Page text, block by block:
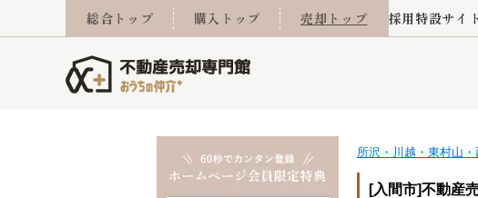
総合トップ 購入トップ 売却トップ 採用特設サイ
不動産買取
査定実績 売却成功事例
採用情報おうちパー
売却査定依頼
所沢・川越・東村山
[入間市]不動産